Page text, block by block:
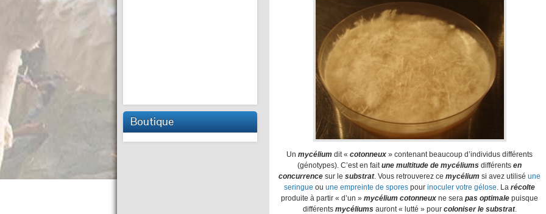
Boutique
Un mycélium dit « cotonneux » contenant beaucoup d’individus différents
(génotypes). C’est en faitune multitude de mycéliums différents en
concurrence sur le substrat. Vous retrouverez ce mycélium si avez utilisé une
seringue ou une empreinte de spores pour inoculer votre gélose. La récolte
produite à partir « d’un » mycélium cotonneux ne sera pas optimale puisque
différents mycéliums auront « lutté » pour coloniser le substrat.